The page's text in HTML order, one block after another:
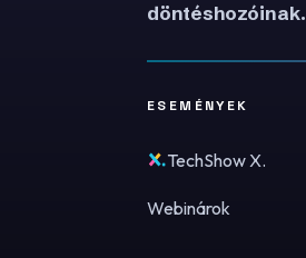
döntéshozóinak.
ESEMÉNYEK
TechShow X.
Webinárok